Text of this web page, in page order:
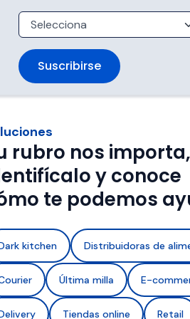
con
de frío y
rubro nos importa,
y conoce
te podemos
kitchen Distribuidoras de
Última milla E-
Tiendas online Retail